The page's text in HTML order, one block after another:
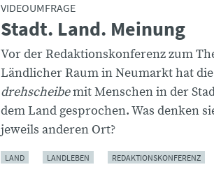
VIDEOUMFRAGE
Stadt. Land. Meinung
Vor der Redaktionskonferenz zum
Ländlicher Raum in Neumarkt hat die
drehscheibemit Menschen in der
dem Land gesprochen. Was denken
jeweils anderen Ort?
LAND LANDLEBEN REDAKTIONSKONFERENZ